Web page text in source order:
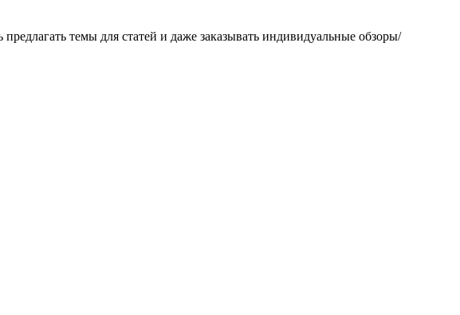
темы для статей и даже заказывать индивидуальные обзоры/